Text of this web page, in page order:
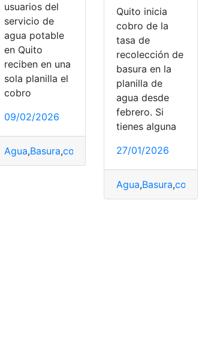
,EMAPA planilla Planilla de agua
usuarios del
servicio de
agua potable
en Quito
reciben en una
sola planilla el
cobro
09/02/2026
Agua,Basura,cobro explica,Municipio
Quito inicia
cobro de la
tasa de
recolección de
basura en la
planilla de
agua desde
febrero. Si
tienes alguna
27/01/2026
Agua,Basura,cobro